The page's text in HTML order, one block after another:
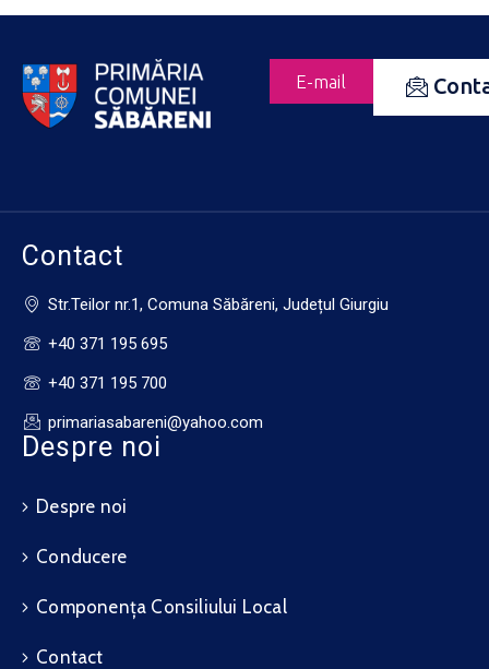
E-mail
Contact
Str.Teilor nr.1, Comuna Săbăreni, Județul Giurgiu
+40 371 195 695
+40 371 195 700
primariasabareni@yahoo.com
Despre noi
Despre noi
Conducere
Componența Consiliului Local
Contact